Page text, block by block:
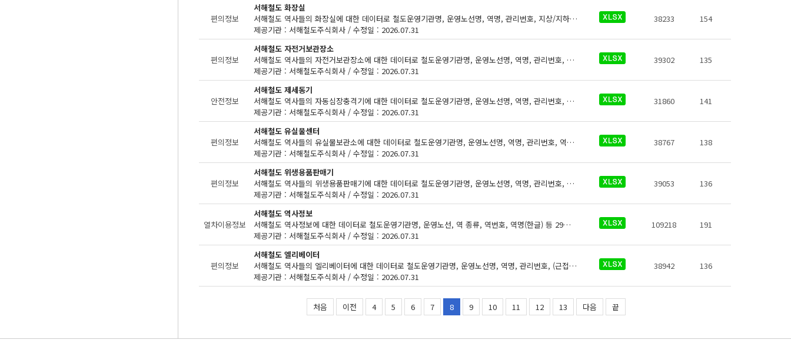
편의정보
서해철도 화장실
서해철도 역사들의 화장실에 대한 데이터로 철도운영기관명, 운영노선명, 역명, 관리번호, 지상/지하 구분, 역층, 게이트 내외 구분, (근접) 출입구번호, 상세위치, 화장실 구분, 데이터 기준일자, 참고사항이 있습니다.
제공기관 : 서해철도주식회사 / 수정일 : 2026.07.31
38233 154
편의정보
서해철도 자전거보관장소
서해철도 역사들의 자전거보관장소에 대한 데이터로 철도운영기관명, 운영노선명, 역명, 관리번호, 출입구번호, 보관대수, 설치형태, 상세위치, 관리기관 전화번호, 관리기관명, 데이터 기준일자, 참고사항이 있습니다.
제공기관 : 서해철도주식회사 / 수정일 : 2026.07.31
39302 135
안전정보
서해철도 제세동기
서해철도 역사들의 자동심장충격기에 대한 데이터로 철도운영기관명, 운영노선명, 역명, 관리번호, 역내안전설비구분, 지상지하구분, 역층, 역층구분, (근접) 출입구번호, 상세위치, 제세동기 운영방식, 제세동기 출력에너지, 보유대수, 데이터 기준일자, 참고사항이 있습니다.
제공기관 : 서해철도주식회사 / 수정일 : 2026.07.31
31860 141
편의정보
서해철도 유실물센터
서해철도 역사들의 유실물보관소에 대한 데이터로 철도운영기관명, 운영노선명, 역명, 관리번호, 역내시설구분, 지상지하구분, 역층, (근접) 출입구번호, 상세위치, 이용시간, 전화번호, 데이터 기준일자, 참고사항이 있습니다.
제공기관 : 서해철도주식회사 / 수정일 : 2026.07.31
38767 138
편의정보
서해철도 위생용품판매기
서해철도 역사들의 위생용품판매기에 대한 데이터로 철도운영기관명, 운영노선명, 역명, 관리번호, 무인편의시설구분, 크기코드, 지상지하구분, 역층, 상세위치, 시설수, 이용요금, 운영사, 전화번호, 데이터 기준일자, 참고사항이 있습니다.
제공기관 : 서해철도주식회사 / 수정일 : 2026.07.31
39053 136
열차이용정보
서해철도 역사정보
서해철도 역사정보에 대한 데이터로 철도운영기관명, 운영노선, 역 종류, 역번호, 역명(한글) 등 29종의 데이터가 있습니다.
제공기관 : 서해철도주식회사 / 수정일 : 2026.07.31
109218 191
편의정보
서해철도 엘리베이터
서해철도 역사들의 엘리베이터에 대한 데이터로 철도운영기관명, 운영노선명, 역명, 관리번호, (근접)출입구번호, 상세위치, 시작층(지상/지하), 시작층(운행역층), 종료층(지상/지하), 종료층(운행역층), 정원(인원수), 정원(중량)(kg), 승강기 상태, 승강기 일련번호, 데이터 기준일자, 참고사항이 있습니다.
제공기관 : 서해철도주식회사 / 수정일 : 2026.07.31
38942 136
처음 이전 4 5 6 7 8 9 10 11 12 13 다음 끝